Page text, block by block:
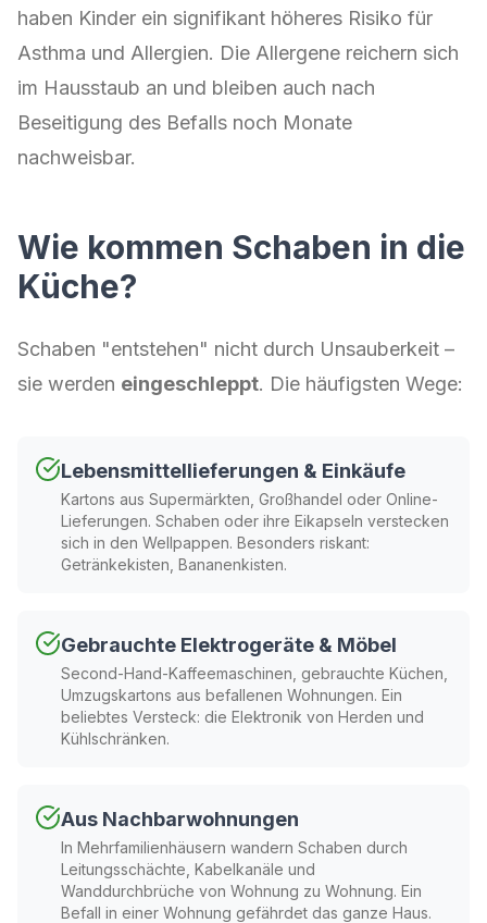
haben Kinder ein signifikant höheres Risiko für
Asthma und Allergien. Die Allergene reichern sich
im Hausstaub an und bleiben auch nach
Beseitigung des Befalls noch Monate
nachweisbar.
Wie kommen Schaben in die
Küche?
Schaben "entstehen" nicht durch Unsauberkeit –
sie werden eingeschleppt. Die häufigsten Wege:
Lebensmittellieferungen & Einkäufe
Kartons aus Supermärkten, Großhandel oder Online-
Lieferungen. Schaben oder ihre Eikapseln verstecken
sich in den Wellpappen. Besonders riskant:
Getränkekisten, Bananenkisten.
Gebrauchte Elektrogeräte & Möbel
Second-Hand-Kaffeemaschinen, gebrauchte Küchen,
Umzugskartons aus befallenen Wohnungen. Ein
beliebtes Versteck: die Elektronik von Herden und
Kühlschränken.
Aus Nachbarwohnungen
In Mehrfamilienhäusern wandern Schaben durch
Leitungsschächte, Kabelkanäle und
Wanddurchbrüche von Wohnung zu Wohnung. Ein
Befall in einer Wohnung gefährdet das ganze Haus.